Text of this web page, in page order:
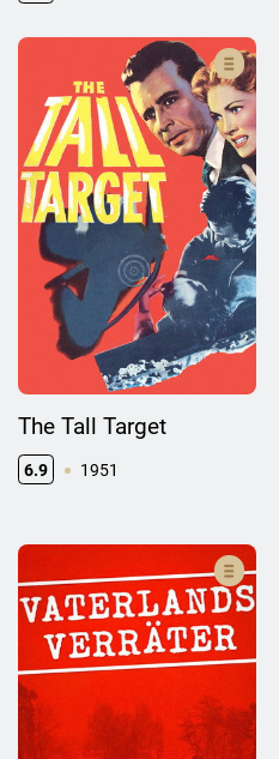
The Tall Target
6.9 1951